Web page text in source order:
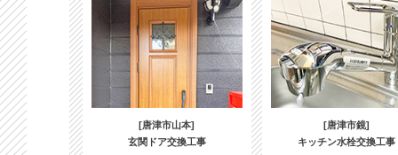
[唐津市山本]
玄関ドア交換工事
[唐津市鏡]
キッチン水栓交換工事